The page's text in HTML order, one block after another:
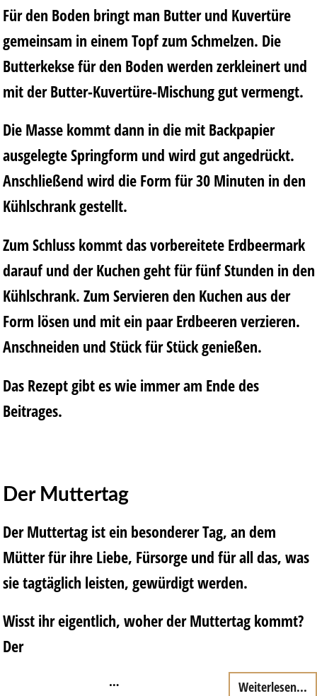
Für den Boden bringt man Butter und Kuvertüre
gemeinsam in einem Topf zum Schmelzen. Die
Butterkekse für den Boden werden zerkleinert und
mit der Butter-Kuvertüre-Mischung gut vermengt.
Die Masse kommt dann in die mit Backpapier
ausgelegte Springform und wird gut angedrückt.
Anschließend wird die Form für 30 Minuten in den
Kühlschrank gestellt.
Zum Schluss kommt das vorbereitete Erdbeermark
darauf und der Kuchen geht für fünf Stunden in den
Kühlschrank. Zum Servieren den Kuchen aus der
Form lösen und mit ein paar Erdbeeren verzieren.
Anschneiden und Stück für Stück genießen.
Das Rezept gibt es wie immer am Ende des
Beitrages.
Der Muttertag
Der Muttertag ist ein besonderer Tag, an dem
Mütter für ihre Liebe, Fürsorge und für all das, was
sie tagtäglich leisten, gewürdigt werden.
Wisst ihr eigentlich, woher der Muttertag kommt?
Der
… Weiterlesen...